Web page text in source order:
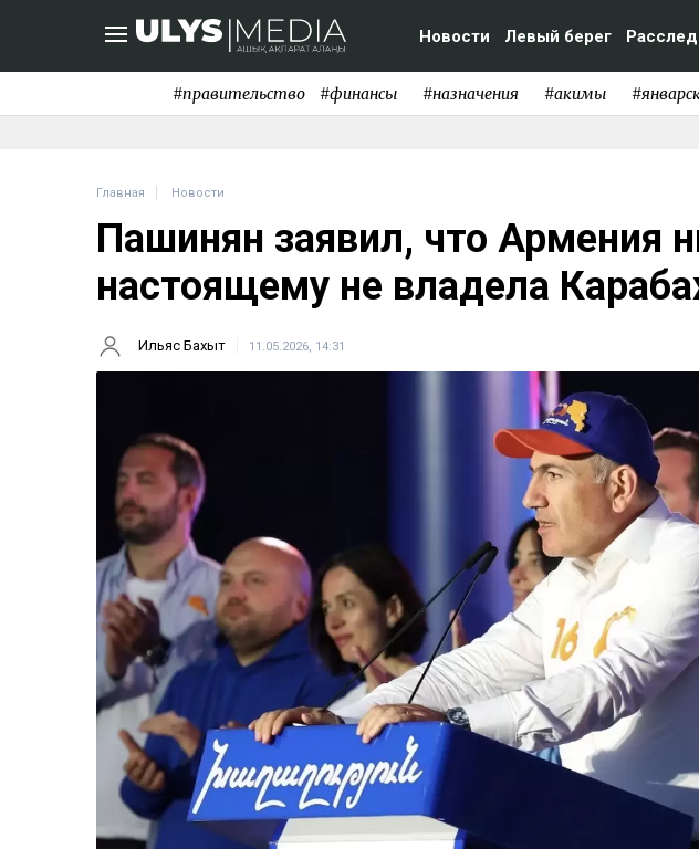
Новости Левый берег
#правительство #финансы #назначения #акимы
Главная Новости
Пашинян заявил, что Армения
настоящему не владела
Ильяс Бахыт 11.05.2026, 14:31